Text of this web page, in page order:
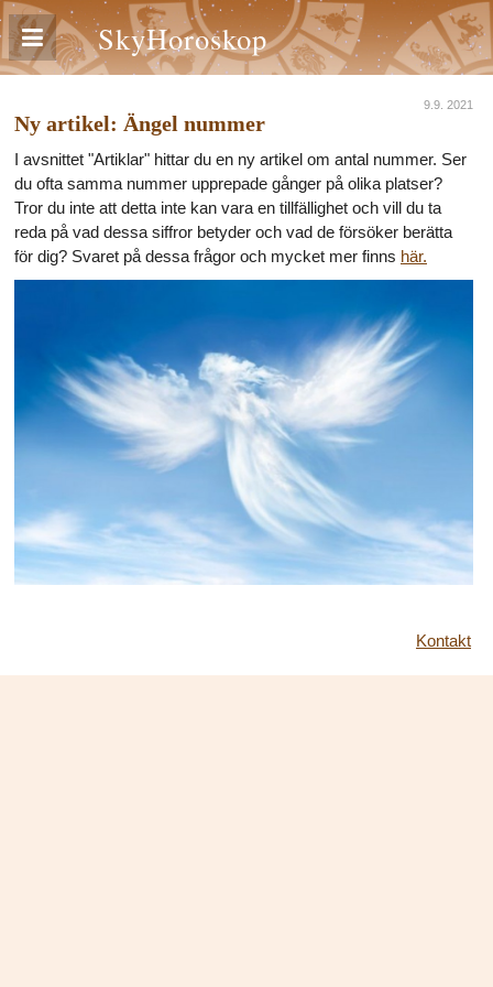
SkyHoroskop
9.9. 2021
Ny artikel: Ängel nummer
I avsnittet "Artiklar" hittar du en ny artikel om antal nummer. Ser
du ofta samma nummer upprepade gånger på olika platser?
Tror du inte att detta inte kan vara en tillfällighet och vill du ta
reda på vad dessa siffror betyder och vad de försöker berätta
för dig? Svaret på dessa frågor och mycket mer finns här.
Kontakt